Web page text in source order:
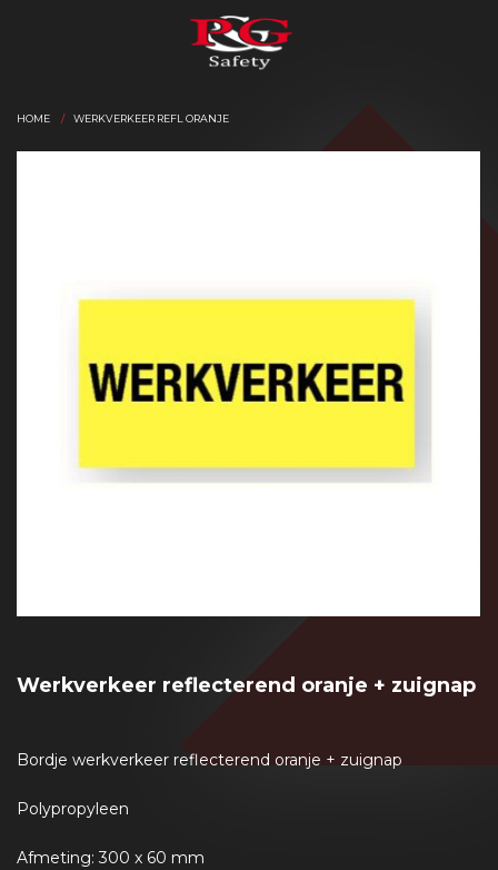
HOME WERKVERKEER REFL ORANJE
Werkverkeer reflecterend oranje + zuignap
Bordje werkverkeer reflecterend oranje + zuignap
Polypropyleen
Afmeting: 300 x 60 mm